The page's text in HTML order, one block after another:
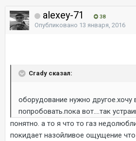
alexey-71 38
Опубликовано 13 января, 2016
Crady сказал:
оборудование нужно другое.хочу
попробовать.пока вот....так
понятно. а то я что то газ
покидает назойливое ощущение